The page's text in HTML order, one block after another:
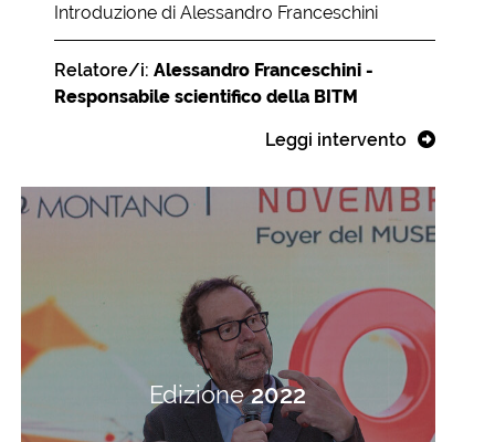
Introduzione di Alessandro Franceschini
Relatore/i: Alessandro Franceschini -
Responsabile scientifico della BITM
Leggi intervento
Edizione2022